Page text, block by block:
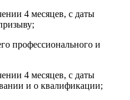
4 месяцев, с даты
профессионального и
4 месяцев, с даты
и о квалификации;